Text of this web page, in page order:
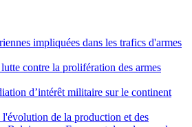
impliquées dans les trafics d'armes
contre la prolifération des armes
d’intérêt militaire sur le continent
de la production et des